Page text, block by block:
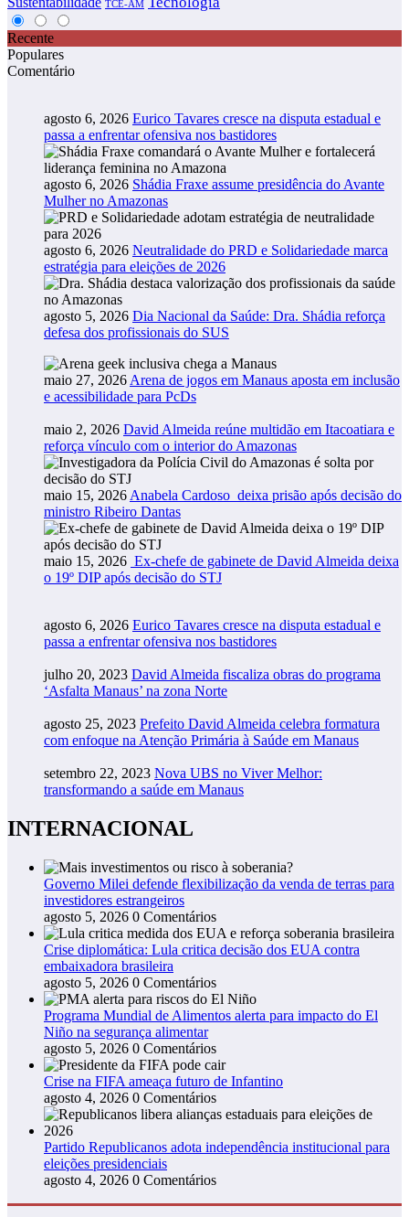
TCE-AM
Recente
Populares
Comentário
agosto 6, 2026 Eurico Tavares cresce na disputa estadual e
passa a enfrentar ofensiva nos bastidores
agosto 6, 2026 Shádia Fraxe assume presidência do Avante
Mulher no Amazonas
agosto 6, 2026 Neutralidade do PRD e Solidariedade marca
estratégia para eleições de 2026
agosto 5, 2026 Dia Nacional da Saúde: Dra. Shádia reforça
defesa dos profissionais do SUS
maio 27, 2026 Arena de jogos em Manaus aposta em inclusão
e acessibilidade para PcDs
maio 2, 2026 David Almeida reúne multidão em Itacoatiara e
reforça vínculo com o interior do Amazonas
maio 15, 2026 Anabela Cardoso deixa prisão após decisão do
ministro Ribeiro Dantas
maio 15, 2026 Ex-chefe de gabinete de David Almeida deixa
o 19º DIP após decisão do STJ
agosto 6, 2026 Eurico Tavares cresce na disputa estadual e
passa a enfrentar ofensiva nos bastidores
julho 20, 2023 David Almeida fiscaliza obras do programa
‘Asfalta Manaus’ na zona Norte
agosto 25, 2023 Prefeito David Almeida celebra formatura
com enfoque na Atenção Primária à Saúde em Manaus
setembro 22, 2023 Nova UBS no Viver Melhor:
transformando a saúde em Manaus
INTERNACIONAL
Governo Milei defende flexibilização da venda de terras para
investidores estrangeiros
agosto 5, 2026 0 Comentários
Crise diplomática: Lula critica decisão dos EUA contra
embaixadora brasileira
agosto 5, 2026 0 Comentários
Programa Mundial de Alimentos alerta para impacto do El
Niño na segurança alimentar
agosto 5, 2026 0 Comentários
Crise na FIFA ameaça futuro de Infantino
agosto 4, 2026 0 Comentários
Partido Republicanos adota independência institucional para
eleições presidenciais
agosto 4, 2026 0 Comentários